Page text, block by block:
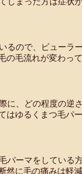
るので、ビューラ
毛流れが変わっ
、どの程度の逆
ゆるくまつ毛パ
パーマをしている方
に毛の痛みは軽